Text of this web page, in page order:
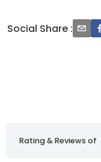
Social Share :
Rating & Reviews of